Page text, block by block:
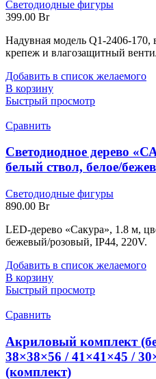
Светодиодные фигуры
399.00 Br
Надувная модель Q1-2406-170,
крепеж и влагозащитный
Добавить в список желаемого
В корзину
Быстрый просмотр
Сравнить
Светодиодное дерево
белый ствол, белое/
Светодиодные фигуры
890.00 Br
LED-дерево «Сакура», 1.8 м,
бежевый/розовый, IP44, 220V.
Добавить в список желаемого
В корзину
Быстрый просмотр
Сравнить
Акриловый комплект
38×38×56 / 41×41×45 /
(комплект)